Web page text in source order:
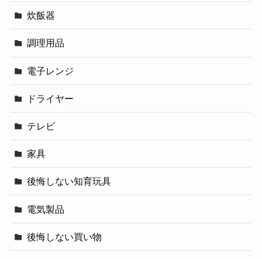
炊飯器
調理用品
電子レンジ
ドライヤー
テレビ
家具
後悔しない知育玩具
電気製品
後悔しない買い物